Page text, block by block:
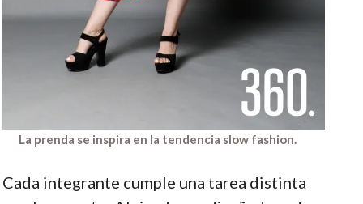
La prenda se inspira en la tendencia slow fashion.
Cada integrante cumple una tarea distinta